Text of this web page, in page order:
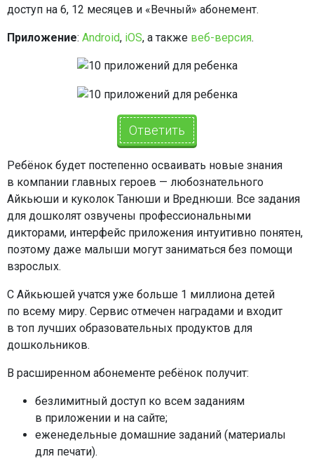
доступ на 6, 12 месяцев и «Вечный» абонемент.
Приложение: Android, iOS, а также веб-версия.
Ответить
Ребёнок будет постепенно осваивать новые знания
в компании главных героев — любознательного
Айкьюши и куколок Танюши и Вреднюши. Все задания
для дошколят озвучены профессиональными
дикторами, интерфейс приложения интуитивно понятен,
поэтому даже малыши могут заниматься без помощи
взрослых.
С Айкьюшей учатся уже больше 1 миллиона детей
по всему миру. Сервис отмечен наградами и входит
в топ лучших образовательных продуктов для
дошкольников.
В расширенном абонементе ребёнок получит:
безлимитный доступ ко всем заданиям
в приложении и на сайте;
еженедельные домашние заданий (материалы
для печати).